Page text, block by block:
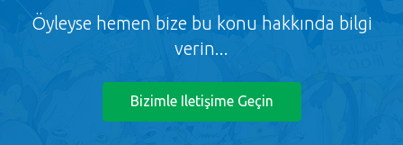
Öyleyse hemen bize bu konu hakkında bilgi
verin...
Bizimle Iletişime Geçin